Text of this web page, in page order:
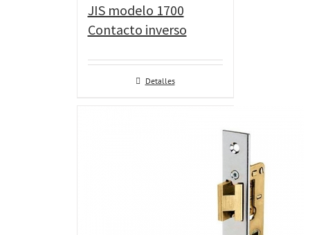
JIS modelo 1700
Contacto inverso
Detalles